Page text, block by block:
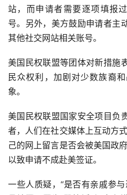
站，而申请者需要逐项填报
号。另外，美方鼓励申请者主
其他社交网站相关账号。
美国民权联盟等团体对新措施
民众权利，加剧对少数族裔
象。
美国民权联盟国家安全项目负
者，人们在社交媒体上互动方
己的网上留言是否会被美国政
以致申请不成赴美签证。
一些人质疑，“是否有亲戚参